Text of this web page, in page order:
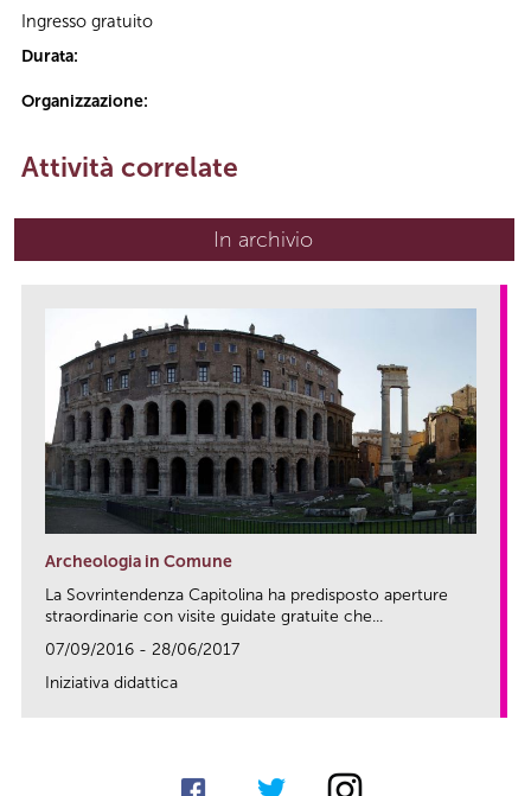
Ingresso gratuito
Durata:
Organizzazione:
Attività correlate
In archivio
Archeologia in Comune
La Sovrintendenza Capitolina ha predisposto aperture
straordinarie con visite guidate gratuite che...
07/09/2016 - 28/06/2017
Iniziativa didattica